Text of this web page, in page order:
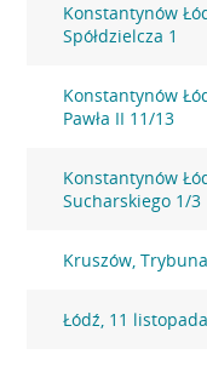
Konstantynów
Spółdzielcza 1
Konstantynów
Pawła II 11/13
Konstantynów
Sucharskiego 1/3
Kruszów,
Łódź, 11